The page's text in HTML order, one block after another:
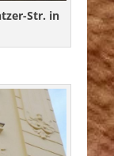
Str. in